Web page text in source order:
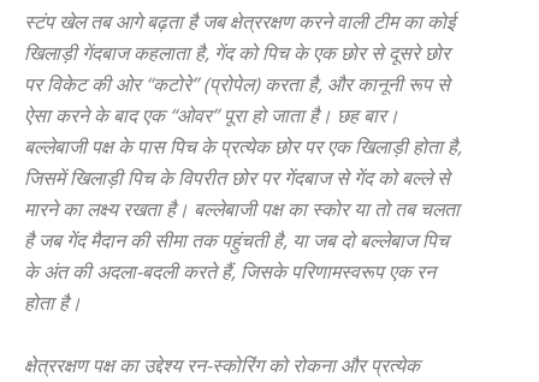
स्टंप खेल तब आगे बढ़ता है जब क्षेत्ररक्षण करने वाली टीम का कोई
खिलाड़ी गेंदबाज कहलाता है, गेंद को पिच के एक छोर से दूसरे छोर
पर विकेट की ओर “कटोरे” (प्रोपेल) करता है, और कानूनी रूप से
ऐसा करने के बाद एक “ओवर” पूरा हो जाता है। छह बार।
बल्लेबाजी पक्ष के पास पिच के प्रत्येक छोर पर एक खिलाड़ी होता है,
जिसमें खिलाड़ी पिच के विपरीत छोर पर गेंदबाज से गेंद को बल्ले से
मारने का लक्ष्य रखता है। बल्लेबाजी पक्ष का स्कोर या तो तब चलता
है जब गेंद मैदान की सीमा तक पहुंचती है, या जब दो बल्लेबाज पिच
के अंत की अदला-बदली करते हैं, जिसके परिणामस्वरूप एक रन
होता है।
क्षेत्ररक्षण पक्ष का उद्देश्य रन-स्कोरिंग को रोकना और प्रत्येक